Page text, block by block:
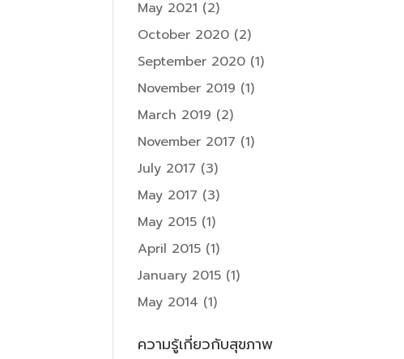
May 2021 (2)
October 2020 (2)
September 2020 (1)
November 2019 (1)
March 2019 (2)
November 2017 (1)
July 2017 (3)
May 2017 (3)
May 2015 (1)
April 2015 (1)
January 2015 (1)
May 2014 (1)
ความรู้เกี่ยวกับสุขภาพ